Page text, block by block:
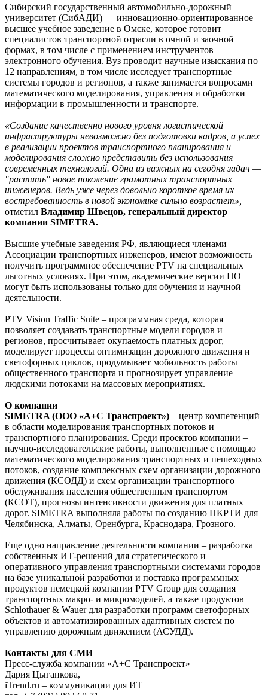
Сибирский государственный автомобильно-дорожный
университет (СибАДИ) — инновационно-ориентированное
высшее учебное заведение в Омске, которое готовит
специалистов транспортной отрасли в очной и заочной
формах, в том числе с применением инструментов
электронного обучения. Вуз проводит научные изыскания по
12 направлениям, в том числе исследует транспортные
системы городов и регионов, а также занимается вопросами
математического моделирования, управления и обработки
информации в промышленности и транспорте.
«Создание качественно нового уровня логистической
инфраструктуры невозможно без подготовки кадров, а успех
в реализации проектов транспортного планирования и
моделирования сложно представить без использования
современных технологий. Одна из важных на сегодня задач —
"растить" новое поколение грамотных транспортных
инженеров. Ведь уже через довольно короткое время их
востребованность в новой экономике сильно возрастет», –
отметил Владимир Швецов, генеральный директор
компании SIMETRA.
Высшие учебные заведения РФ, являющиеся членами
Ассоциации транспортных инженеров, имеют возможность
получить программное обеспечение PTV на специальных
льготных условиях. При этом, академические версии ПО
могут быть использованы только для обучения и научной
деятельности.
PTV Vision Traffic Suite – программная среда, которая
позволяет создавать транспортные модели городов и
регионов, просчитывает окупаемость платных дорог,
моделирует процессы оптимизации дорожного движения и
светофорных циклов, продумывает мобильность работы
общественного транспорта и прогнозирует управление
людскими потоками на массовых мероприятиях.
О компании
SIMETRA (ООО «А+С Транспроект») – центр компетенций
в области моделирования транспортных потоков и
транспортного планирования. Среди проектов компании –
научно-исследовательские работы, выполненные с помощью
математического моделирования транспортных и пешеходных
потоков, создание комплексных схем организации дорожного
движения (КСОДД) и схем организации транспортного
обслуживания населения общественным транспортом
(КСОТ), прогнозы интенсивности движения для платных
дорог. SIMETRA выполняла работы по созданию ПКРТИ для
Челябинска, Алматы, Оренбурга, Краснодара, Грозного.
Еще одно направление деятельности компании – разработка
собственных ИТ-решений для стратегического и
оперативного управления транспортными системами городов
на базе уникальной разработки и поставка программных
продуктов немецкой компании PTV Group для создания
транспортных макро- и микромоделей, а также продуктов
Schlothauer & Wauer для разработки программ светофорных
объектов и автоматизированных адаптивных систем по
управлению дорожным движением (АСУДД).
Контакты для СМИ
Пресс-служба компании «А+С Транспроект»
Дария Цыганкова,
iTrend.ru – коммуникации для ИТ